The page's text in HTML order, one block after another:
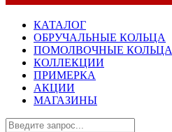
КАТАЛОГ
ОБРУЧАЛЬНЫЕ КОЛЬЦА
ПОМОЛВОЧНЫЕ КОЛЬЦА
КОЛЛЕКЦИИ
ПРИМЕРКА
АКЦИИ
МАГАЗИНЫ